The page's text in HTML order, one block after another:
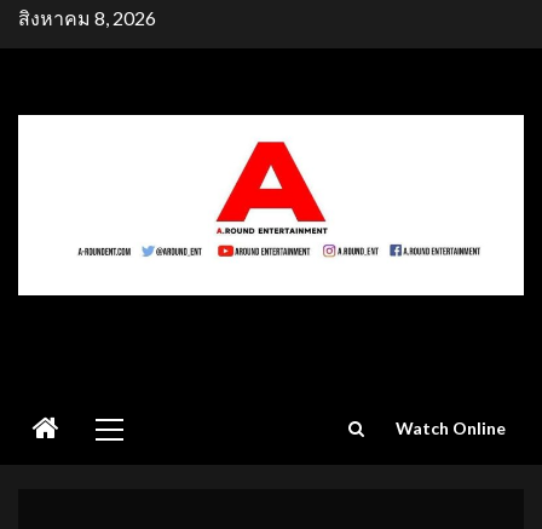
Skipสิงหาคม 8, 2026
Menu
Watch Online